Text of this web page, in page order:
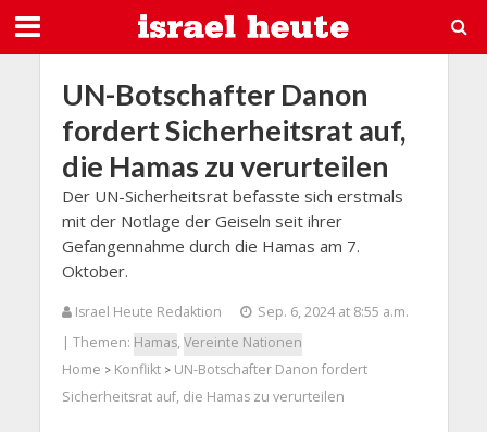
UN-Botschafter Danon
fordert Sicherheitsrat auf,
die Hamas zu verurteilen
Der UN-Sicherheitsrat befasste sich erstmals
mit der Notlage der Geiseln seit ihrer
Gefangennahme durch die Hamas am 7.
Oktober.
Israel Heute Redaktion
Sep. 6, 2024 at 8:55 a.m.
| Themen: Hamas, Vereinte Nationen
Home > Konflikt> UN-Botschafter Danon fordert
Sicherheitsrat auf, die Hamas zu verurteilen